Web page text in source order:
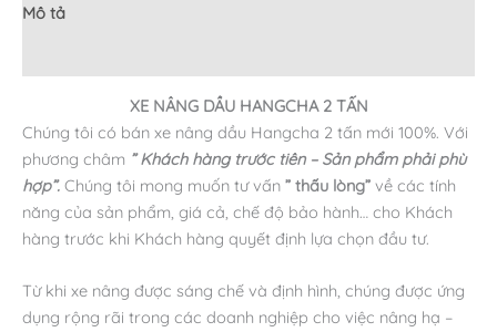
Mô tả
XE NÂNG DẦU HANGCHA 2 TẤN
Chúng tôi có bán xe nâng dầu Hangcha 2 tấn mới 100%. Với
phương châm ” Khách hàng trước tiên – Sản phẩm phải phù
hợp”. Chúng tôi mong muốn tư vấn ” thấu lòng” về các tính
năng của sản phẩm, giá cả, chế độ bảo hành… cho Khách
hàng trước khi Khách hàng quyết định lựa chọn đầu tư.
Từ khi xe nâng được sáng chế và định hình, chúng được ứng
dụng rộng rãi trong các doanh nghiệp cho việc nâng hạ –